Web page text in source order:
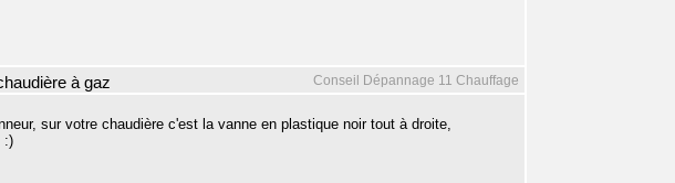
Conseil Dépannage 11 Chauffage
à gaz
sur votre chaudière c'est la vanne en plastique noir tout à droite,
:)